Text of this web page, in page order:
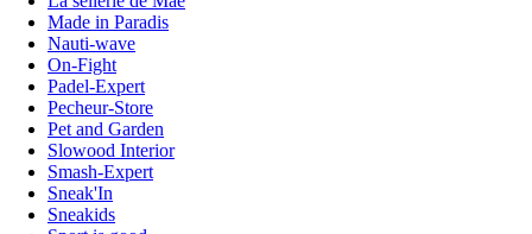
Made in Paradis
Nauti-wave
On-Fight
Padel-Expert
Pecheur-Store
Pet and Garden
Slowood Interior
Smash-Expert
Sneak'In
Sneakids